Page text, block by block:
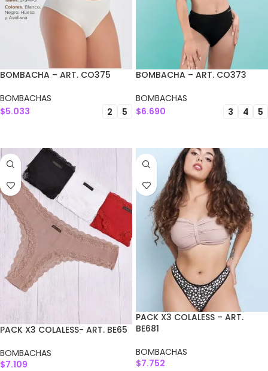
BOMBACHA – ART. CO375
BOMBACHAS
$5.033 2 5
BOMBACHA – ART. CO373
BOMBACHAS
$6.690 3 4 5
PACK X3 COLALESS- ART. BE65
BOMBACHAS
$7.109
PACK X3 COLALESS – ART.
BE681
BOMBACHAS
$7.752